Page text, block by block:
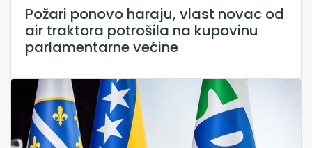
Požari ponovo haraju, vlast novac od
air traktora potrošila na kupovinu
parlamentarne većine